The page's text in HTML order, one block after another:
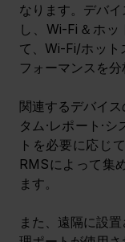
なります。デバ
し、Wi-Fi＆ホ
て、Wi-Fi/ホット
フォーマンスを分
関連するデバイ
タム·レポート·
トを必要に応じ
RMSによって集
ます。
また、遠隔に設